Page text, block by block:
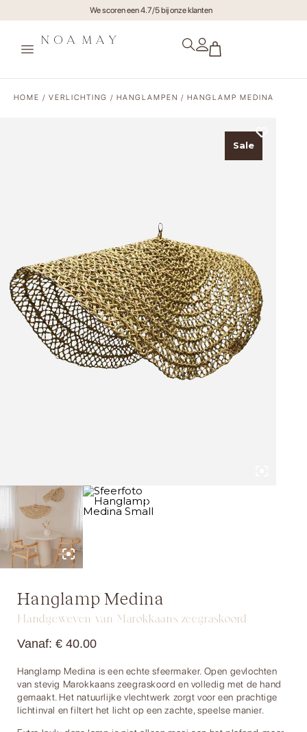
Gratis verzending va €75,- (NL)
HOME / VERLICHTING / HANGLAMPEN / HANGLAMP MEDINA
Sale
Hanglamp Medina
Handgeweven van Marokkaans zeegraskoord
Vanaf: € 40.00
Hanglamp Medina is een echte sfeermaker. Open gevlochten
van stevig Marokkaans zeegraskoord en volledig met de hand
gemaakt. Het natuurlijke vlechtwerk zorgt voor een prachtige
lichtinval en filtert het licht op een zachte, speelse manier.